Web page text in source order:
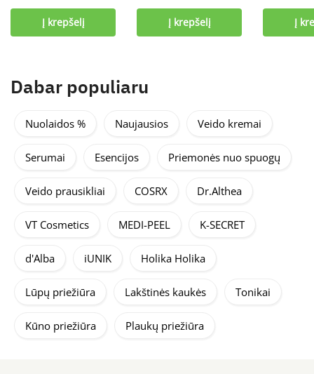
Į krepšelį Į krepšelį Į
Dabar populiaru
Nuolaidos % Naujausios Veido kremai
Serumai Esencijos Priemonės nuo spuogų
Veido prausikliai COSRX Dr.Althea
VT Cosmetics MEDI-PEEL K-SECRET
d'Alba iUNIK Holika Holika
Lūpų priežiūra Lakštinės kaukės Tonikai
Kūno priežiūra Plaukų priežiūra